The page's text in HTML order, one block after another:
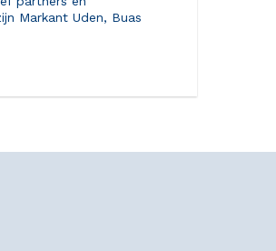
Markant Uden, Buas